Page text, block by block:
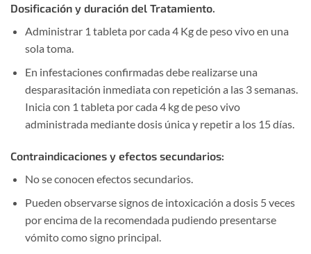
Dosificación y duración del Tratamiento.
Administrar 1 tableta por cada 4 Kg de peso vivo en una
sola toma.
En infestaciones confirmadas debe realizarse una
desparasitación inmediata con repetición a las 3 semanas.
Inicia con 1 tableta por cada 4 kg de peso vivo
administrada mediante dosis única y repetir a los 15 días.
Contraindicaciones y efectos secundarios:
No se conocen efectos secundarios.
Pueden observarse signos de intoxicación a dosis 5 veces
por encima de la recomendada pudiendo presentarse
vómito como signo principal.